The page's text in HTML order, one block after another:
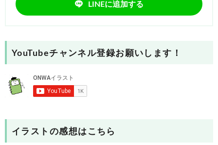
LINEに追加する
YouTubeチャンネル登録お願いします！
イラストの感想はこちら